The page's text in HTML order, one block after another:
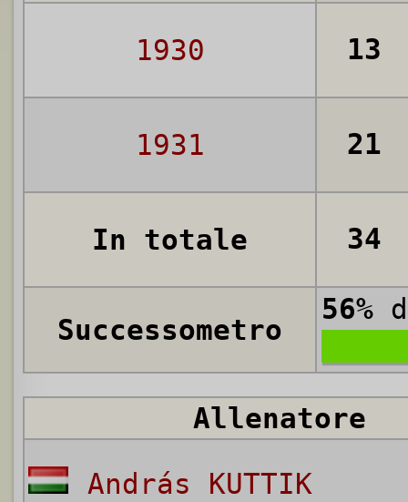
1930 13
1931 21
In totale 34
Successometro
56%
Allenatore
András KUTTIK